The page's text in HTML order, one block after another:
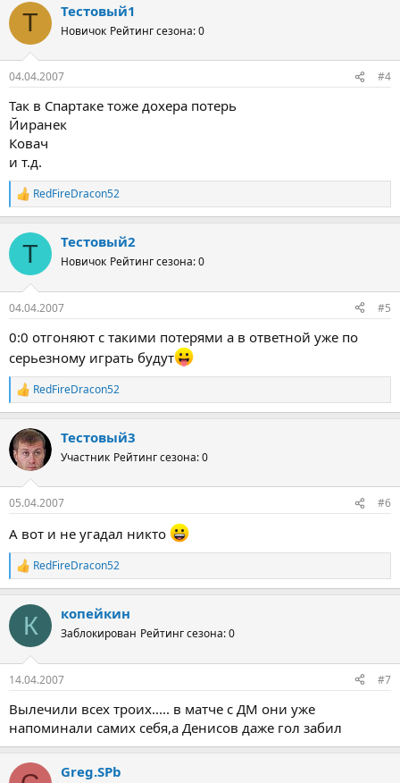
Т Тестовый1
Новичок Рейтинг сезона: 0
04.04.2007 #4
Так в Спартаке тоже дохера потерь
Йиранек
Ковач
и т.д.
Р
е
к
и
RedFireDracon52
Т Тестовый2
Новичок Рейтинг сезона: 0
04.04.2007 #5
0:0 отгоняют с такими потерями а в ответной уже по
серьезному играть будут
Р
е
к
ц
и
RedFireDracon52
Тестовый3
Участник Рейтинг сезона: 0
05.04.2007 #6
А вот и не угадал никто
Р
е
к
и
RedFireDracon52
К копейкин
Заблокирован Рейтинг сезона: 0
14.04.2007 #7
Вылечили всех троих..... в матче с ДМ они уже
напоминали самих себя,а Денисов даже гол забил
Greg.SPb